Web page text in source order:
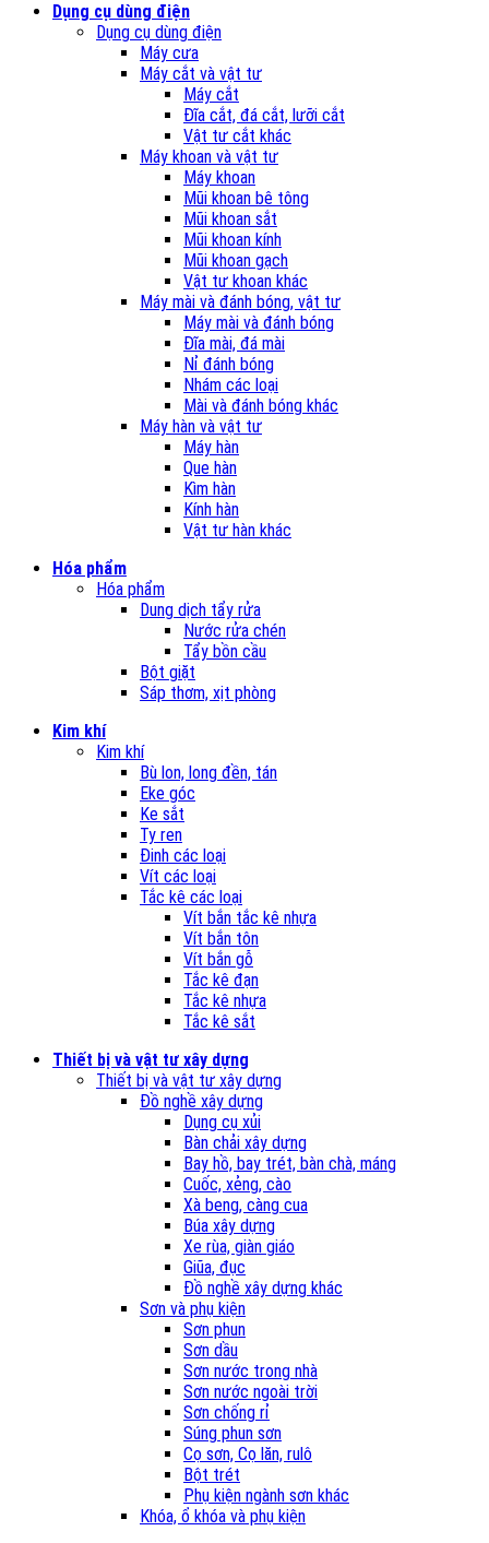
Dụng cụ dùng điện
Dụng cụ dùng điện
Máy cưa
Máy cắt và vật tư
Máy cắt
Đĩa cắt, đá cắt, lưỡi cắt
Vật tư cắt khác
Máy khoan và vật tư
Máy khoan
Mũi khoan bê tông
Mũi khoan sắt
Mũi khoan kính
Mũi khoan gạch
Vật tư khoan khác
Máy mài và đánh bóng, vật tư
Máy mài và đánh bóng
Đĩa mài, đá mài
Nỉ đánh bóng
Nhám các loại
Mài và đánh bóng khác
Máy hàn và vật tư
Máy hàn
Que hàn
Kìm hàn
Kính hàn
Vật tư hàn khác
Hóa phẩm
Hóa phẩm
Dung dịch tẩy rửa
Nước rửa chén
Tẩy bồn cầu
Bột giặt
Sáp thơm, xịt phòng
Kim khí
Kim khí
Bù lon, long đền, tán
Eke góc
Ke sắt
Ty ren
Đinh các loại
Vít các loại
Tắc kê các loại
Vít bắn tắc kê nhựa
Vít bắn tôn
Vít bắn gỗ
Tắc kê đạn
Tắc kê nhựa
Tắc kê sắt
Thiết bị và vật tư xây dựng
Thiết bị và vật tư xây dựng
Đồ nghề xây dựng
Dụng cụ xủi
Bàn chải xây dựng
Bay hồ, bay trét, bàn chà, máng
Cuốc, xẻng, cào
Xà beng, càng cua
Búa xây dựng
Xe rùa, giàn giáo
Giũa, đục
Đồ nghề xây dựng khác
Sơn và phụ kiện
Sơn phun
Sơn dầu
Sơn nước trong nhà
Sơn nước ngoài trời
Sơn chống rỉ
Súng phun sơn
Cọ sơn, Cọ lăn, rulô
Bột trét
Phụ kiện ngành sơn khác
Khóa, ổ khóa và phụ kiện